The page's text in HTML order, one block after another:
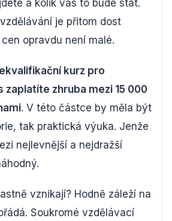
a kolik vás to bude stát.
je přitom dost
opravdu není malé.
kurz pro
zaplatíte zhruba mezi 15 000
. V této částce by měla být
tak praktická výuka. Jenže
nejlevnější a nejdražší
vznikají? Hodně záleží na
Soukromé vzdělávací